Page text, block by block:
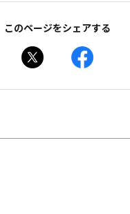
このページをシェアする